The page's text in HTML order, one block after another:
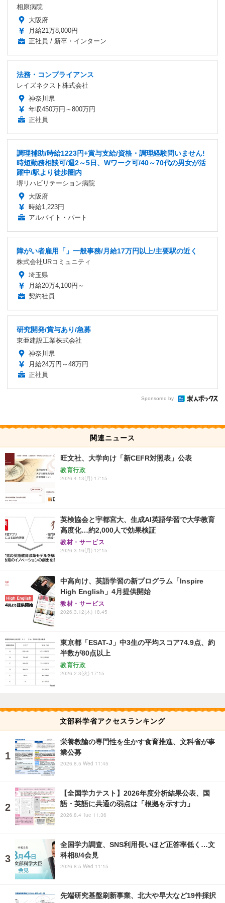
相原病院
大阪府
月給21万8,000円
正社員 / 新卒・インターン
法務・コンプライアンス
レイズネクスト株式会社
神奈川県
年収450万円～800万円
正社員
調理補助/時給1223円+賞与支給/資格・調理経験問いません!
時短勤務相談可/週2～5日、Wワーク可/40～70代の男女が活
躍中/駅より徒歩圏内
堺リハビリテーション病院
大阪府
時給1,223円
アルバイト・パート
障がい者雇用「」一般事務/月給17万円以上/主要駅の近く
株式会社URコミュニティ
埼玉県
月給20万4,100円～
契約社員
研究開発/賞与あり/急募
東亜建設工業株式会社
神奈川県
月給24万円～48万円
正社員
Sponsored by
関連ニュース
旺文社、大学向け「新CEFR対照表」公表
教育行政
2026.4.13(月) 17:15
英検協会と宇都宮大、生成AI英語学習で大学教育
高度化…約2,000人で効果検証
教材・サービス
2026.3.16(月) 12:15
中高向け、英語学習の新プログラム「Inspire
High English」4月提供開始
教材・サービス
2026.3.12(木) 18:45
東京都「ESAT-J」中3生の平均スコア74.9点、約
半数が80点以上
教育行政
2026.2.3(火) 17:15
文部科学省アクセスランキング
栄養教諭の専門性を生かす食育推進、文科省が事
業公募
2026.8.5 Wed 11:45
【全国学力テスト】2026年度分析結果公表、国
語・英語に共通の弱点は「根拠を示す力」
2026.8.4 Tue 11:36
全国学力調査、SNS利用長いほど正答率低く…文
科相8/4会見
2026.8.5 Wed 11:15
先端研究基盤刷新事業、北大や早大など19件採択